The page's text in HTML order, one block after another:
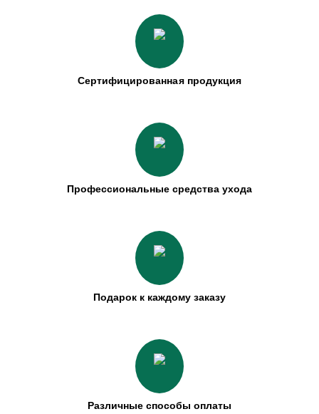
Сертифицированная продукция
Профессиональные средства ухода
Подарок к каждому заказу
Различные способы оплаты